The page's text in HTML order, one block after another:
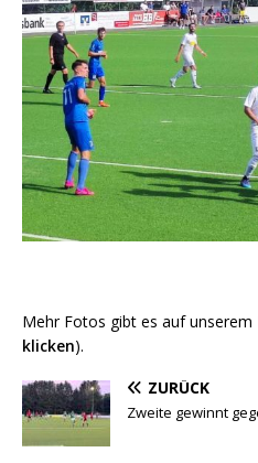
Mehr Fotos gibt es auf
klicken).
ZURÜCK
Zweite gewinnt